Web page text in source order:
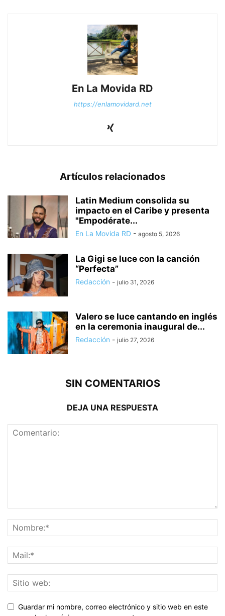
En La Movida RD
https://enlamovidard.net
Artículos relacionados
Latin Medium consolida su
impacto en el Caribe y presenta
"Empodérate...
En La Movida RD - agosto 5, 2026
La Gigi se luce con la canción
“Perfecta”
Redacción - julio 31, 2026
Valero se luce cantando en inglés
en la ceremonia inaugural de...
Redacción - julio 27, 2026
SIN COMENTARIOS
DEJA UNA RESPUESTA
Guardar mi nombre, correo electrónico y sitio web en este